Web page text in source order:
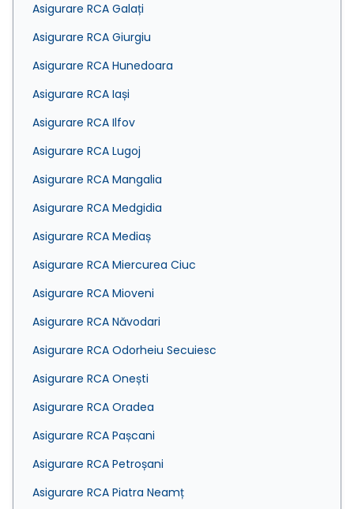
Asigurare RCA Galați
Asigurare RCA Giurgiu
Asigurare RCA Hunedoara
Asigurare RCA Iași
Asigurare RCA Ilfov
Asigurare RCA Lugoj
Asigurare RCA Mangalia
Asigurare RCA Medgidia
Asigurare RCA Mediaș
Asigurare RCA Miercurea Ciuc
Asigurare RCA Mioveni
Asigurare RCA Năvodari
Asigurare RCA Odorheiu Secuiesc
Asigurare RCA Onești
Asigurare RCA Oradea
Asigurare RCA Pașcani
Asigurare RCA Petroșani
Asigurare RCA Piatra Neamț